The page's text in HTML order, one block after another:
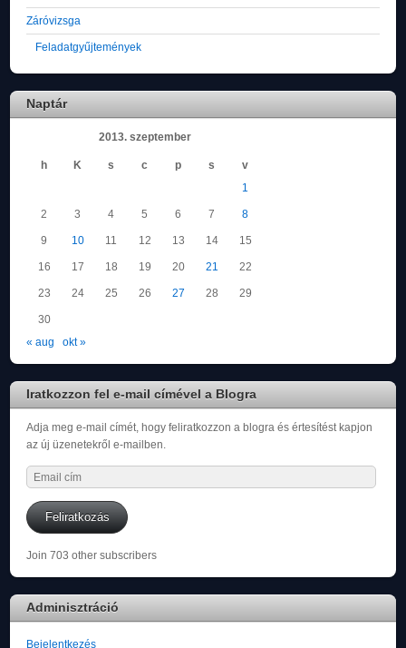
Záróvizsga
Feladatgyűjtemények
Naptár
2013. szeptember
h K s c p s
v
1
2 3 4 5 6 7 8
9 10 11 12 13 14 15
16 17 18 19 20 21 22
23 24 25 26 27 28 29
30
« aug
okt »
Iratkozzon fel e-mail címével a Blogra
Adja meg e-mail címét, hogy feliratkozzon a blogra és értesítést kapjon
az új üzenetekről e-mailben.
Email
cím
Feliratkozás
Join 703 other subscribers
Adminisztráció
Bejelentkezés